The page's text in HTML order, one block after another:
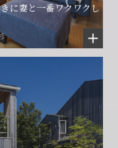
に妻と一番ワクワクし